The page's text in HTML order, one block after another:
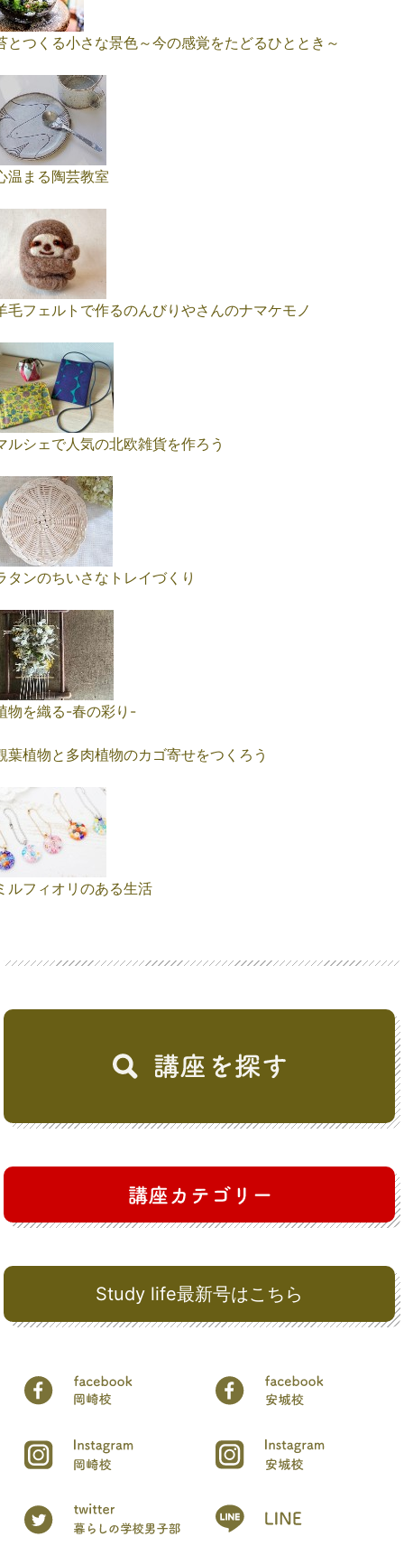
Study life最新号はこちら
とつくる小さな景色～今の感覚をたどるひととき～
温まる陶芸教室
毛フェルトで作るのんびりやさんのナマケモノ
ルシェで人気の北欧雑貨を作ろう
タンのちいさなトレイづくり
物を織る-春の彩り-
葉植物と多肉植物のカゴ寄せをつくろう
ルフィオリのある生活